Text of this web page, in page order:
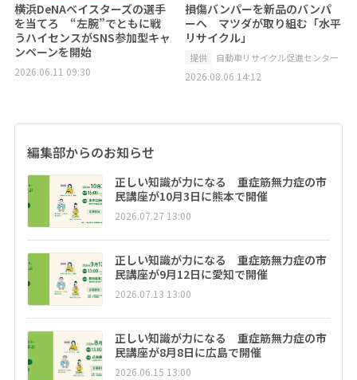
横浜DeNAベイスターズの選手
を当てろ “左腕”でともに戦
うハイセンスがSNS参加型キャ
ンペーンを開始
2026.06.11 09:30
損傷バンパーを新品のバンパ
ーへ マツダが取り組む「水平
リサイクル」
提供 自動車リサイクル促進センター
2026.08.06 14:12
編集部からのお知らせ
正しい知識が力になる 重症筋無力症の市
民講座が10月3日に熊本で開催
2026.07.27 13:00
正しい知識が力になる 重症筋無力症の市
民講座が9月12日に愛知で開催
2026.07.13 13:00
正しい知識が力になる 重症筋無力症の市
民講座が8月8日に広島で開催
2026.06.15 13:00